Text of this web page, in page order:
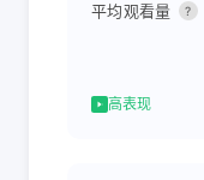
平均观看量 ?
高表现